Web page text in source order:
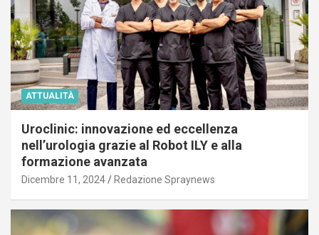
ATTUALITÀ
Uroclinic: innovazione ed eccellenza
nell’urologia grazie al Robot ILY e alla
formazione avanzata
Dicembre 11, 2024 Redazione Spraynews